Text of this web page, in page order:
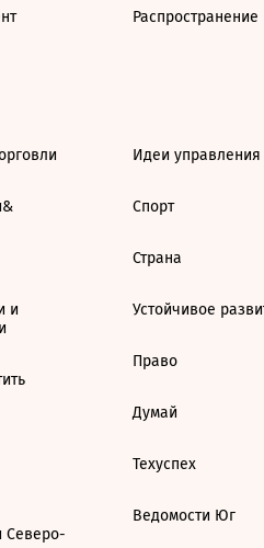
Распространение
и
Северо-
Идеи управления
Спорт
Страна
Устойчивое
Право
Думай
Техуспех
Ведомости Юг